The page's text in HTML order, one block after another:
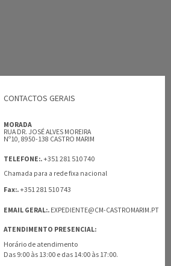
CONTACTOS GERAIS
MORADA
RUA DR. JOSÉ ALVES MOREIRA
Nº10, 8950-138 CASTRO MARIM
TELEFONE:.+351 281 510 740
Chamada para a rede fixa nacional
Fax:.+351 281 510 743
EMAIL GERAL:. EXPEDIENTE@CM-CASTROMARIM.PT
ATENDIMENTO PRESENCIAL:
Horário de atendimento
Das 9:00 às 13:00 e das 14:00 às 17:00.